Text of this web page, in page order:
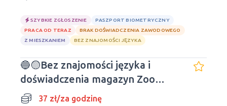
SZYBKIE ZGŁOSZENIE
PASZPORT BIOMETRYCZNY
PRACA OD TERAZ
BRAK DOŚWIADCZENIA ZAWODOWEGO
Z MIESZKANIEM
BEZ ZNAJOMOŚCI JĘZYKA
🔵🟡Bez znajomości języka i
doświadczenia magazyn Zoo
Products 🆒🔝
37 zł/za godzinę